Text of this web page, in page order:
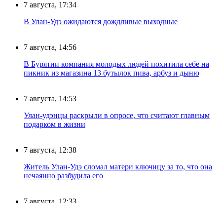
7 августа, 17:34
В Улан-Удэ ожидаются дождливые выходные
7 августа, 14:56
В Бурятии компания молодых людей похитила себе на
пикник из магазина 13 бутылок пива, арбуз и дыню
7 августа, 14:53
Улан-удэнцы раскрыли в опросе, что считают главным
подарком в жизни
7 августа, 12:38
Житель Улан-Удэ сломал матери ключицу за то, что она
нечаянно разбудила его